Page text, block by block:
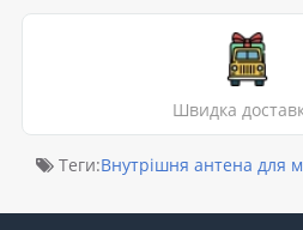
Швидка
Теги:Внутрішня антена для